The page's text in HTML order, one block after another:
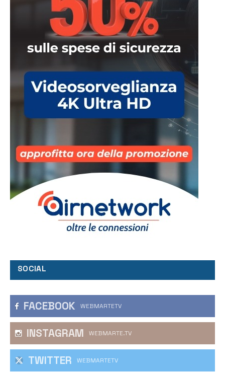
SOCIAL
FACEBOOK WEBMARTETV
INSTAGRAM WEBMARTE.TV
TWITTER WEBMARTETV